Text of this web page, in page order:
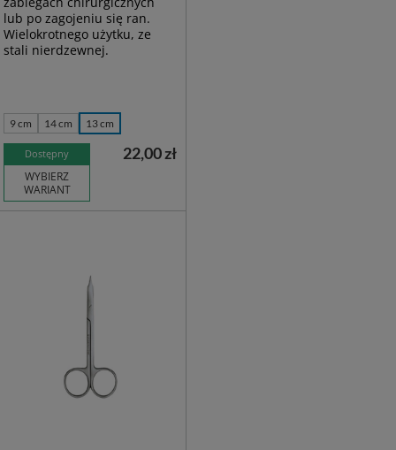
lub po zagojeniu się ran.
Wielokrotnego użytku, ze
stali nierdzewnej.
9 cm 14 cm 13 cm
Dostępny
WYBIERZ
WARIANT
22,00 zł